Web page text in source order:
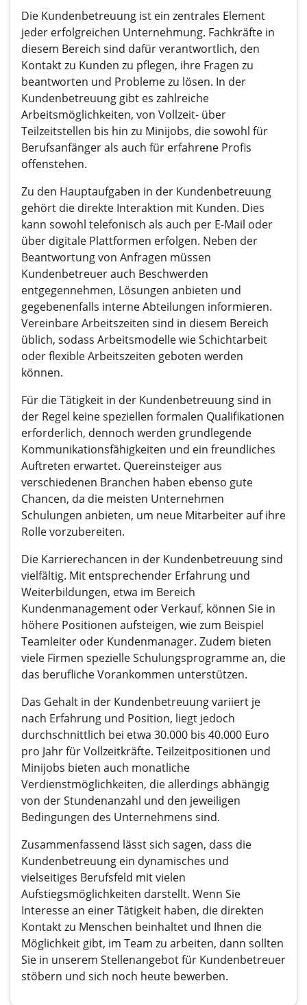
Die Kundenbetreuung ist ein zentrales Element
jeder erfolgreichen Unternehmung. Fachkräfte in
diesem Bereich sind dafür verantwortlich, den
Kontakt zu Kunden zu pflegen, ihre Fragen zu
beantworten und Probleme zu lösen. In der
Kundenbetreuung gibt es zahlreiche
Arbeitsmöglichkeiten, von Vollzeit- über
Teilzeitstellen bis hin zu Minijobs, die sowohl für
Berufsanfänger als auch für erfahrene Profis
offenstehen.
Zu den Hauptaufgaben in der Kundenbetreuung
gehört die direkte Interaktion mit Kunden. Dies
kann sowohl telefonisch als auch per E-Mail oder
über digitale Plattformen erfolgen. Neben der
Beantwortung von Anfragen müssen
Kundenbetreuer auch Beschwerden
entgegennehmen, Lösungen anbieten und
gegebenenfalls interne Abteilungen informieren.
Vereinbare Arbeitszeiten sind in diesem Bereich
üblich, sodass Arbeitsmodelle wie Schichtarbeit
oder flexible Arbeitszeiten geboten werden
können.
Für die Tätigkeit in der Kundenbetreuung sind in
der Regel keine speziellen formalen Qualifikationen
erforderlich, dennoch werden grundlegende
Kommunikationsfähigkeiten und ein freundliches
Auftreten erwartet. Quereinsteiger aus
verschiedenen Branchen haben ebenso gute
Chancen, da die meisten Unternehmen
Schulungen anbieten, um neue Mitarbeiter auf ihre
Rolle vorzubereiten.
Die Karrierechancen in der Kundenbetreuung sind
vielfältig. Mit entsprechender Erfahrung und
Weiterbildungen, etwa im Bereich
Kundenmanagement oder Verkauf, können Sie in
höhere Positionen aufsteigen, wie zum Beispiel
Teamleiter oder Kundenmanager. Zudem bieten
viele Firmen spezielle Schulungsprogramme an, die
das berufliche Vorankommen unterstützen.
Das Gehalt in der Kundenbetreuung variiert je
nach Erfahrung und Position, liegt jedoch
durchschnittlich bei etwa 30.000 bis 40.000 Euro
pro Jahr für Vollzeitkräfte. Teilzeitpositionen und
Minijobs bieten auch monatliche
Verdienstmöglichkeiten, die allerdings abhängig
von der Stundenanzahl und den jeweiligen
Bedingungen des Unternehmens sind.
Zusammenfassend lässt sich sagen, dass die
Kundenbetreuung ein dynamisches und
vielseitiges Berufsfeld mit vielen
Aufstiegsmöglichkeiten darstellt. Wenn Sie
Interesse an einer Tätigkeit haben, die direkten
Kontakt zu Menschen beinhaltet und Ihnen die
Möglichkeit gibt, im Team zu arbeiten, dann sollten
Sie in unserem Stellenangebot für Kundenbetreuer
stöbern und sich noch heute bewerben.